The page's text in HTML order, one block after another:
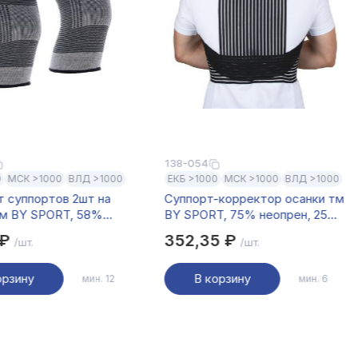
МСК >1000 ВЛД >1000
суппортов 2шт на
BY SPORT, 58%
/шт.
мин. 12
138-054
ЕКБ >1000 МСК >1000 ВЛД >1000
Cуппорт-корректор осанки тм
BY SPORT, 75% неопрен, 25%
352,35 ₽ /шт.
В корзину мин. 6